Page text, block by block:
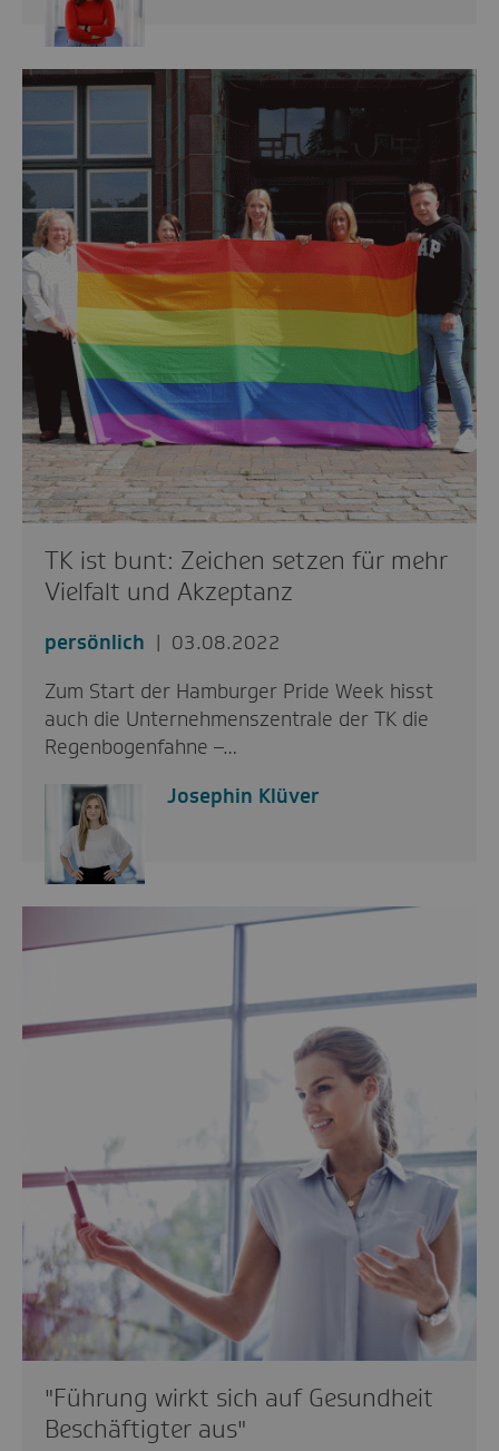
TK ist bunt: Zeichen setzen für mehr
Vielfalt und Akzeptanz
persönlich
03.08.2022
Zum Start der Hamburger Pride Week hisst
auch die Unternehmenszentrale der TK die
Regenbogenfahne –…
Josephin Klüver
"Führung wirkt sich auf Gesundheit
Beschäftigter aus"